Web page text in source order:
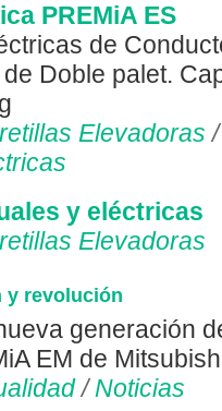
PREMiA ES
de
Doble palet.
Elevadoras
y eléctricas
Elevadoras
y revolución
generación
EM de
/ Noticias